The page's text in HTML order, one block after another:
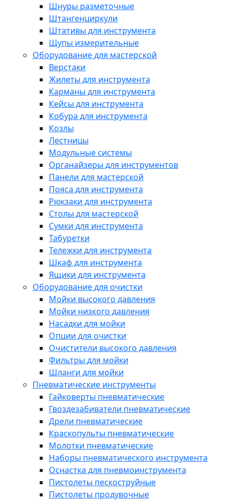
Шнуры разметочные
Штангенциркули
Штативы для инструмента
Щупы измерительные
Оборудование для мастерской
Верстаки
Жилеты для инструмента
Карманы для инструмента
Кейсы для инструмента
Кобура для инструмента
Козлы
Лестницы
Модульные системы
Органайзеры для инструментов
Панели для мастерской
Пояса для инструмента
Рюкзаки для инструмента
Столы для мастерской
Сумки для инструмента
Табуретки
Тележки для инструмента
Шкаф для инструмента
Ящики для инструмента
Оборудование для очистки
Мойки высокого давления
Мойки низкого давления
Насадки для мойки
Опции для очистки
Очистители высокого давления
Фильтры для мойки
Шланги для мойки
Пневматические инструменты
Гайковерты пневматические
Гвоздезабиватели пневматические
Дрели пневматические
Краскопульты пневматические
Молотки пневматические
Наборы пневматического инструмента
Оснастка для пневмоинструмента
Пистолеты пескоструйные
Пистолеты продувочные